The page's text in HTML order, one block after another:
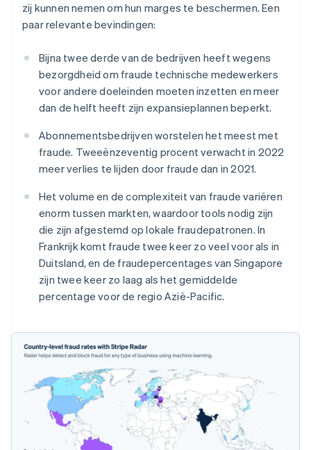
zij kunnen nemen om hun marges te beschermen. Een
paar relevante bevindingen:
Bijna twee derde van de bedrijven heeft wegens
bezorgdheid om fraude technische medewerkers
voor andere doeleinden moeten inzetten en meer
dan de helft heeft zijn expansieplannen beperkt.
Abonnementsbedrijven worstelen het meest met
fraude. Tweeënzeventig procent verwacht in 2022
meer verlies te lijden door fraude dan in 2021.
Het volume en de complexiteit van fraude variëren
enorm tussen markten, waardoor tools nodig zijn
die zijn afgestemd op lokale fraudepatronen. In
Frankrijk komt fraude twee keer zo veel voor als in
Duitsland, en de fraudepercentages van Singapore
zijn twee keer zo laag als het gemiddelde
percentage voor de regio Azië-Pacific.